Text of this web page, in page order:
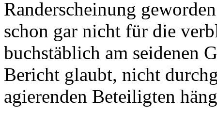
Randerscheinung
schon gar nicht für die
buchstäblich am seidenen
Bericht glaubt, nicht
agierenden Beteiligten